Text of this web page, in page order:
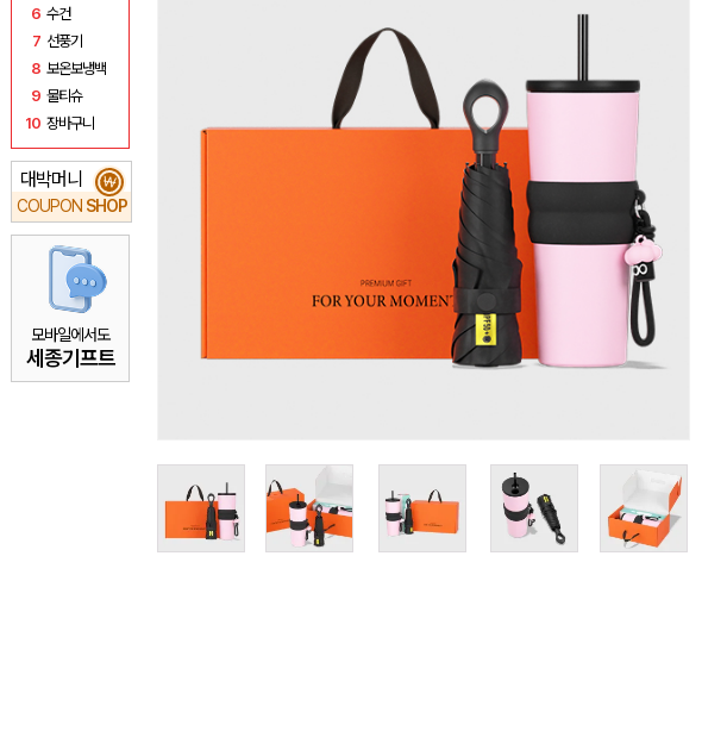
6 수건
7 선풍기
8 보온보냉백
9 물티슈
10 장바구니
대박머니
COUPON SHOP
₩
모바일에서도
세종기프트